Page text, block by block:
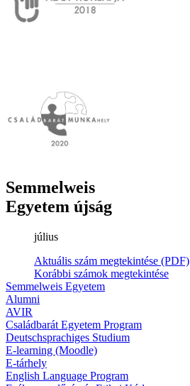
Semmelweis
Egyetem újság
július
Aktuális szám megtekintése (PDF)
Korábbi számok megtekintése
Semmelweis Egyetem
Alumni
AVIR
Családbarát Egyetem Program
Deutschsprachiges Studium
E-learning (Moodle)
E-tárhely
English Language Program